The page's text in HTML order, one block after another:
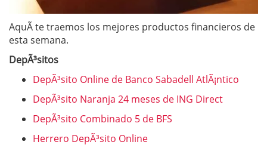
AquÃ­ te traemos los mejores productos financieros de
esta semana.
DepÃ³sitos
DepÃ³sito Online de Banco Sabadell AtlÃ¡ntico
DepÃ³sito Naranja 24 meses de ING Direct
DepÃ³sito Combinado 5 de BFS
Herrero DepÃ³sito Online